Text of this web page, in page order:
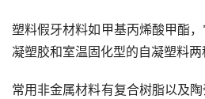
塑料假牙材料如甲基丙烯酸甲酯
凝塑胶和室温固化型的自凝塑料两
常用非金属材料有复合树脂以及